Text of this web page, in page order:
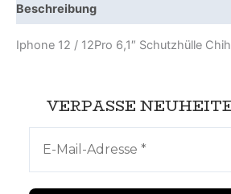
Beschreibung
Iphone 12 / 12Pro 6,1″ Schutzhülle
VERPASSE